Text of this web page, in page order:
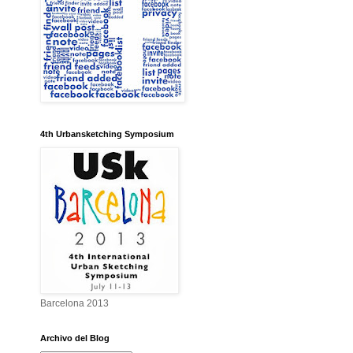
4th Urbansketching Symposium
Barcelona 2013
Archivo del Blog